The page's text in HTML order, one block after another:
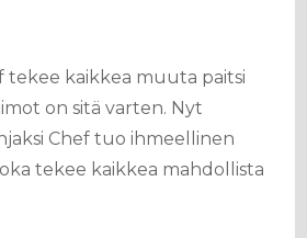
tekee kaikkea muuta paitsi
on sitä varten. Nyt
Chef tuo ihmeellinen
tekee kaikkea mahdollista